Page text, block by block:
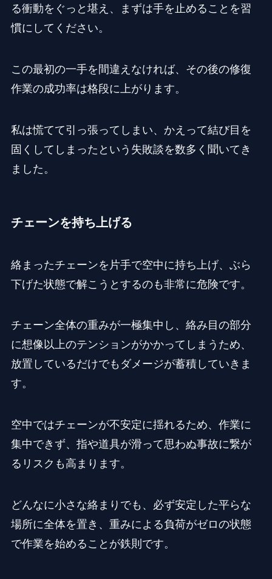
る衝動をぐっと堪え、まずは手を止めることを習
慣にしてください。
この最初の一手を間違えなければ、その後の修復
作業の成功率は格段に上がります。
私は慌てて引っ張ってしまい、かえって結び目を
固くしてしまったという失敗談を数多く聞いてき
ました。
チェーンを持ち上げる
絡まったチェーンを片手で空中に持ち上げ、ぶら
下げた状態で解こうとするのも非常に危険です。
チェーン全体の重みが一極集中し、絡み目の部分
に想像以上のテンションがかかってしまうため、
放置しているだけでもダメージが蓄積していきま
す。
空中ではチェーンが不安定に揺れるため、作業に
集中できず、指や道具が滑って思わぬ事故に繋が
るリスクも高まります。
どんなに小さな絡まりでも、必ず安定した平らな
場所に全体を置き、重みによる負荷がゼロの状態
で作業を始めることが鉄則です。